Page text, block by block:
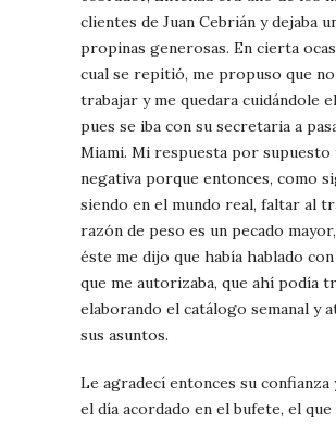
clientes de Juan Cebrián y dejaba
propinas generosas. En cierta
cual se repitió, me propuso que
trabajar y me quedara cuidándole
pues se iba con su secretaria a
Miami. Mi respuesta por supuesto
negativa porque entonces, como
siendo en el mundo real, faltar al
razón de peso es un pecado
éste me dijo que había hablado
que me autorizaba, que ahí podía
elaborando el catálogo semanal y
sus asuntos.
Le agradecí entonces su confianza
el día acordado en el bufete, el que